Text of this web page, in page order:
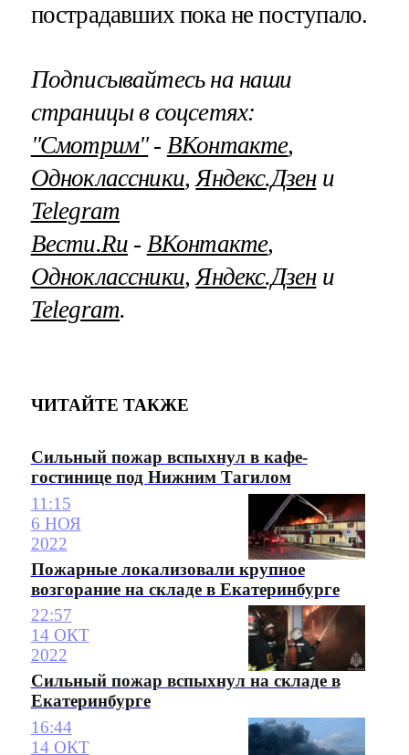
пострадавших пока не поступало.
Подписывайтесь на наши
страницы в соцсетях:
"Смотрим"‐ ВКонтакте,
Одноклассники,Яндекс.Дзени
Telegram
Вести.Ru ‐ ВКонтакте,
Одноклассники,Яндекс.Дзени
Telegram.
ЧИТАЙТЕ ТАКЖЕ
Сильный пожар вспыхнул в кафе-
гостинице под Нижним Тагилом
11:15
6 НОЯ
2022
Пожарные локализовали крупное
возгорание на складе в Екатеринбурге
22:57
14 ОКТ
2022
Сильный пожар вспыхнул на складе в
Екатеринбурге
16:44
14 ОКТ